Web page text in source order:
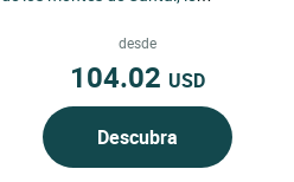
cálido. Podrá saborear...
desde
104.02 USD
Descubra